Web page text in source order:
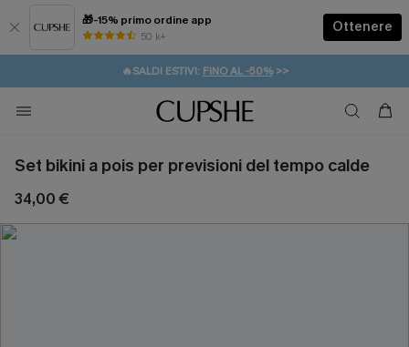
🎁-15% primo ordine app
50 k+
Ottenere
⚡️-15% SUGLI ESSENZIALI DA VACANZA | ACQUISTA
🔥SALDI ESTIVI: FINO AL -50%>>
🚚SPEDIZIONE GRATUITA DA 49€
💌REGALO PER I NUOVI: 20% DI SCONTO*
Set bikini a pois per previsioni del tempo calde
34,00 €